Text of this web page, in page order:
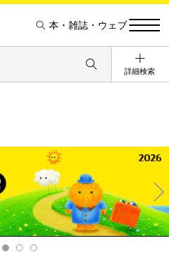
本・雑誌・ウェブ
詳細検索
Ne
xt